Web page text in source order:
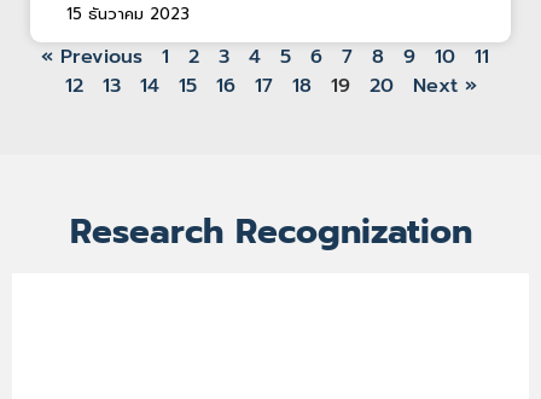
15 ธันวาคม 2023
« Previous 1 2 3 4 5 6 7 8 9 10
11
12
13 14 15 16 17 18 19 20 Next »
Research Recognization